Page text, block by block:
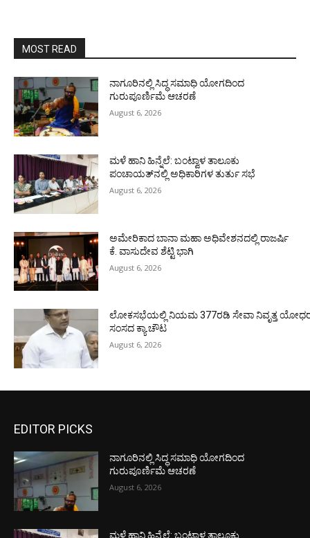
MOST READ
ನಾಗೂರಿನಲ್ಲಿ ಸಿದ್ಧ ಸಮಾಧಿ ಯೋಗದಿಂದ
ಗುರುಪೂರ್ಣಿಮೆ ಆಚರಣೆ
August 6, 2026
ಮಳೆ ಹಾನಿ ಹಿನ್ನೆಲೆ: ಬಂಟ್ವಾಳ ತಾಲೂಕು
ಪಂಚಾಯತ್‌ನಲ್ಲಿ ಅಧಿಕಾರಿಗಳ ತುರ್ತು ಸಭೆ
August 6, 2026
ಅಮೇರಿಕಾದ ಬಾನಾ ಮಹಾ ಅಧಿವೇಶನದಲ್ಲಿ ರಾಜರ್ಷಿ
ಕೆ. ವಾಸುದೇವ ಶೆಟ್ಟಿ ಭಾಗಿ
August 6, 2026
ಲೋಕಸಭೆಯಲ್ಲಿ ನಿಯಮ 377ರಡಿ ಸೇವಾ ನಿವೃತ್ತ
ಸಂಸದ ಕ್ಯಾ.ಚೌಟ
August 6, 2026
EDITOR PICKS
ನಾಗೂರಿನಲ್ಲಿ ಸಿದ್ಧ ಸಮಾಧಿ ಯೋಗದಿಂದ
ಗುರುಪೂರ್ಣಿಮೆ ಆಚರಣೆ
August 6, 2026
ಮಳೆ ಹಾನಿ ಹಿನ್ನೆಲೆ: ಬಂಟ್ವಾಳ ತಾಲೂಕು